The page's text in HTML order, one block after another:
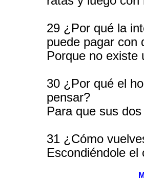
29 ¿Por qué la
puede pagar con
Porque no existe
30 ¿Por qué el
pensar?
Para que sus
31 ¿Cómo
Escondiéndole el